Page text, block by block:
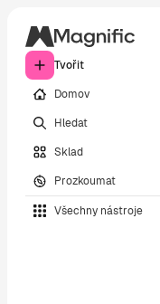
Tvořit
Domov
Hledat
Sklad
Prozkoumat
Všechny nástroje